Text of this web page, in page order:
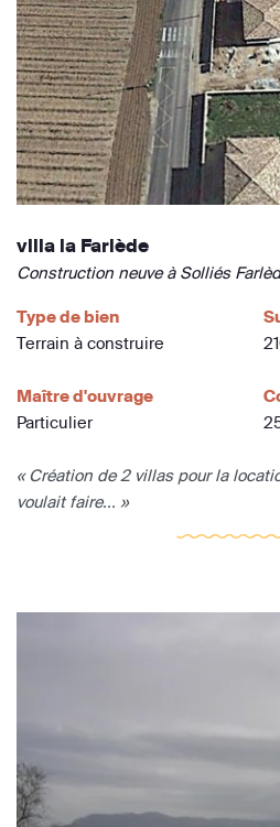
villa la Farlède
Construction neuve à Solliés
Type de bien
Terrain à construire
Maître d'ouvrage
Particulier
« Création de 2 villas pour la
voulait faire... »